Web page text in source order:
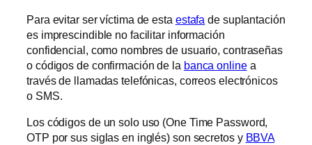
Para evitar ser víctima de esta estafa de suplantación
es imprescindible no facilitar información
confidencial, como nombres de usuario, contraseñas
o códigos de confirmación de la banca onlinea
través de llamadas telefónicas, correos electrónicos
o SMS.
Los códigos de un solo uso (One Time Password,
OTP por sus siglas en inglés) son secretos y BBVA